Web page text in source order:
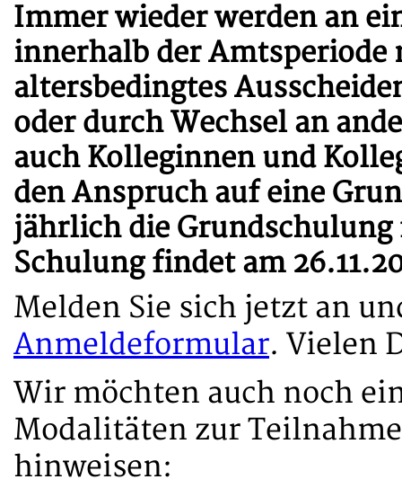
Immer wieder werden an
innerhalb der Amtsperiode
altersbedingtes
oder durch Wechsel an
auch Kolleginnen und
den Anspruch auf eine
jährlich die
Schulung findet am
Melden Sie sich jetzt an
Anmeldeformular. Vielen
Wir möchten auch noch
Modalitäten zur
hinweisen: